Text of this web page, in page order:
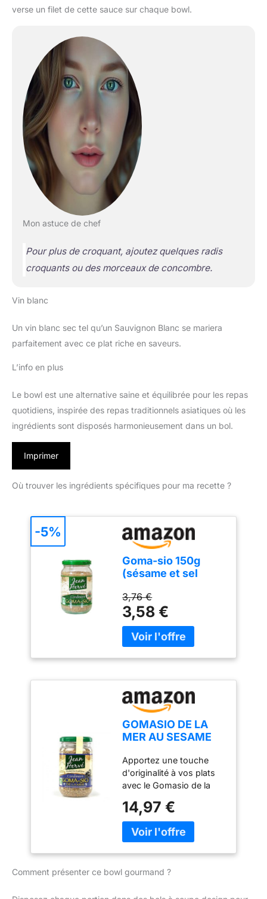
verse un filet de cette sauce sur chaque bowl.
Mon astuce de chef
Pour plus de croquant, ajoutez quelques radis
croquants ou des morceaux de concombre.
Vin blanc
Un vin blanc sec tel qu’un Sauvignon Blanc se mariera
parfaitement avec ce plat riche en saveurs.
L’info en plus
Le bowl est une alternative saine et équilibrée pour les repas
quotidiens, inspirée des repas traditionnels asiatiques où les
ingrédients sont disposés harmonieusement dans un bol.
Imprimer
Où trouver les ingrédients spécifiques pour ma recette ?
Goma-sio 150g
(sésame et sel
broyés à la meule
de pierre)
3,76 €
3,58 €
-5%
GOMASIO DE LA
MER AU SESAME
ET SEL DE MER
NON RAFFINE
300G
Apportez une touche
d'originalité à vos plats
avec le Gomasio de la
mélange de sésame, sel
non raffiné et algues Nori
grillé Fabrication à
puis broyé à la meule de
14,97 €
Comment présenter ce bowl gourmand ?